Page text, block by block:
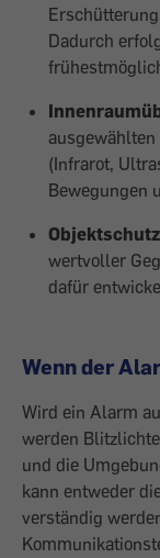
Dadurch
(Infrarot,
Bewegungen
wertvoller
dafür
Wenn der
Wird ein Alarm
werden
und die
kann entweder
verständig